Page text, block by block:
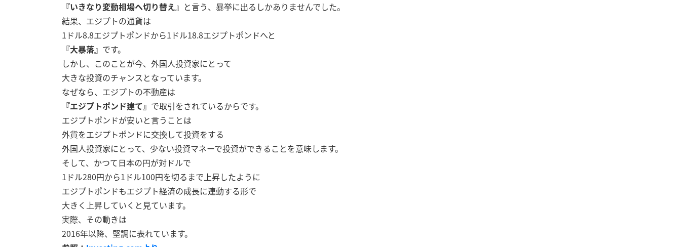
『いきなり変動相場へ切り替え』 と言う、暴挙に出るしかありませんでした。
結果、エジプトの通貨は
1ドル8.8エジプトポンドから1ドル18.8エジプトポンドへと
『大暴落』 です。
しかし、このことが今、外国人投資家にとって
大きな投資のチャンスとなっています。
なぜなら、エジプトの不動産は
『エジプトポンド建て』 で取引をされているからです。
エジプトポンドが安いと言うことは
外貨をエジプトポンドに交換して投資をする
外国人投資家にとって、少ない投資マネーで投資ができることを意味します。
そして、かつて日本の円が対ドルで
1ドル280円から1ドル100円を切るまで上昇したように
エジプトポンドもエジプト経済の成長に連動する形で
大きく上昇していくと見ています。
実際、その動きは
2016年以降、堅調に表れています。